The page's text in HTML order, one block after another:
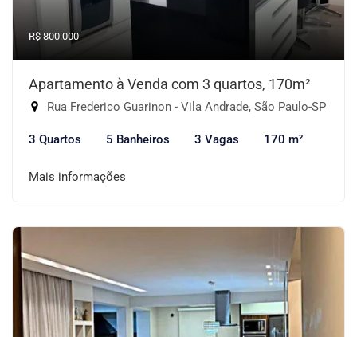
R$ 800.000
Apartamento à Venda com 3 quartos, 170m²
Rua Frederico Guarinon - Vila Andrade, São Paulo-SP
3 Quartos 5 Banheiros 3 Vagas 170 m²
Mais informações